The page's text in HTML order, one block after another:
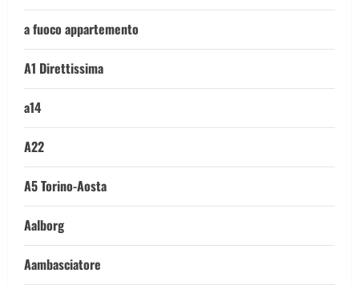
a fuoco appartemento
A1 Direttissima
a14
A22
A5 Torino-Aosta
Aalborg
Aambasciatore